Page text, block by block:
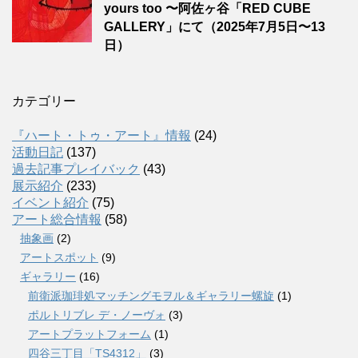
yours too 〜阿佐ヶ谷「RED CUBE
GALLERY」にて（2025年7月5日〜13
日）
カテゴリー
『ハート・トゥ・アート』情報 (24)
活動日記 (137)
過去記事プレイバック (43)
展示紹介 (233)
イベント紹介 (75)
アート総合情報 (58)
抽象画 (2)
アートスポット (9)
ギャラリー (16)
前衛派珈琲処マッチングモヲル＆ギャラリー螺旋 (1)
ポルトリブレ デ・ノーヴォ (3)
アートプラットフォーム (1)
四谷三丁目「TS4312」
(3)